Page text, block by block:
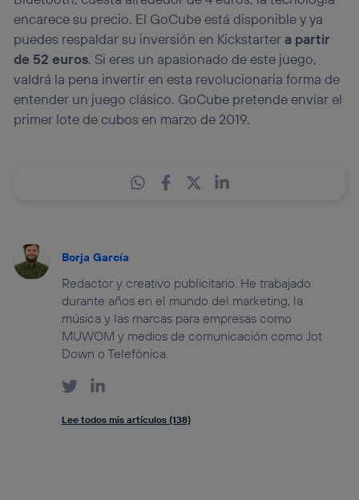
encarece su precio. El GoCube está disponible y ya
puedes respaldar su inversión en Kickstarter a partir
de 52 euros. Si eres un apasionado de este juego,
valdrá la pena invertir en esta revolucionaria forma de
entender un juego clásico. GoCube pretende enviar el
primer lote de cubos en marzo de 2019.
Borja García
Redactor y creativo publicitario. He trabajado
durante años en el mundo del marketing, la
música y las marcas para empresas como
MUWOM y medios de comunicación como Jot
Down o Telefónica.
Lee todos mis artículos (138)